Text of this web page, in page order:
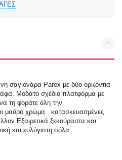
σαγιονάρα Parex με δύο οριζόντια
Μοδάτο σχέδιο πλατφόρμα με
τη φοράτε όλη την
μαύρο χρώμα κατασκευασμένες
ξεκούραστα και
και ευλύγιστη σόλα.